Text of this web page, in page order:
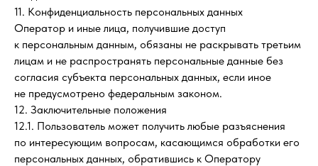
11. Конфиденциальность персональных данных
Оператор и иные лица, получившие доступ
к персональным данным, обязаны не раскрывать третьим
лицам и не распространять персональные данные без
согласия субъекта персональных данных, если иное
не предусмотрено федеральным законом.
12. Заключительные положения
12.1. Пользователь может получить любые разъяснения
по интересующим вопросам, касающимся обработки его
персональных данных, обратившись к Оператору